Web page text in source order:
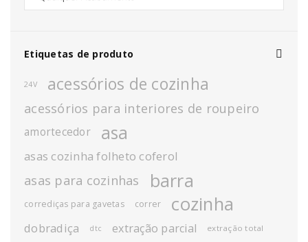
Etiquetas de produto
24V acessórios de cozinha
acessórios para interiores de roupeiro
amortecedor asa
asas cozinha folheto coferol
asas para cozinhas barra
corrediças para gavetas correr cozinha
dobradiça dtc extração parcial extração total